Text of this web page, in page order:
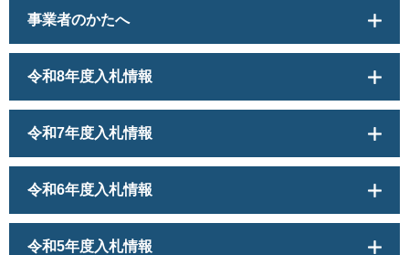
事業者のかたへ
令和8年度入札情報
令和7年度入札情報
令和6年度入札情報
令和5年度入札情報